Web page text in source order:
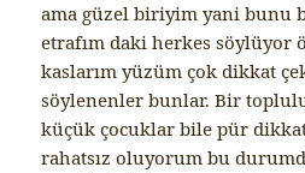
ama güzel biriyim yani bunu
etrafım daki herkes söylüyor
kaslarım yüzüm çok dikkat
söylenenler bunlar. Bir
küçük çocuklar bile pür
rahatsız oluyorum bu